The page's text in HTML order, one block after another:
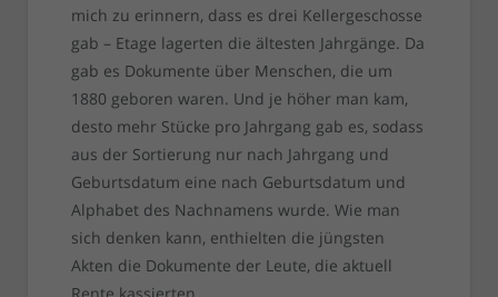
mich zu erinnern, dass es drei Kellergeschosse
gab – Etage lagerten die ältesten Jahrgänge. Da
gab es Dokumente über Menschen, die um
1880 geboren waren. Und je höher man kam,
desto mehr Stücke pro Jahrgang gab es, sodass
aus der Sortierung nur nach Jahrgang und
Geburtsdatum eine nach Geburtsdatum und
Alphabet des Nachnamens wurde. Wie man
sich denken kann, enthielten die jüngsten
Akten die Dokumente der Leute, die aktuell